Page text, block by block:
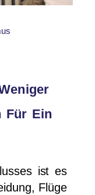
Für Ein
ist es
Flüge